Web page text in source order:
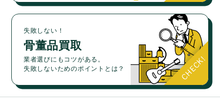
失敗しない！
骨董品買取
業者選びにもコツがある。
失敗しないためのポイントとは？